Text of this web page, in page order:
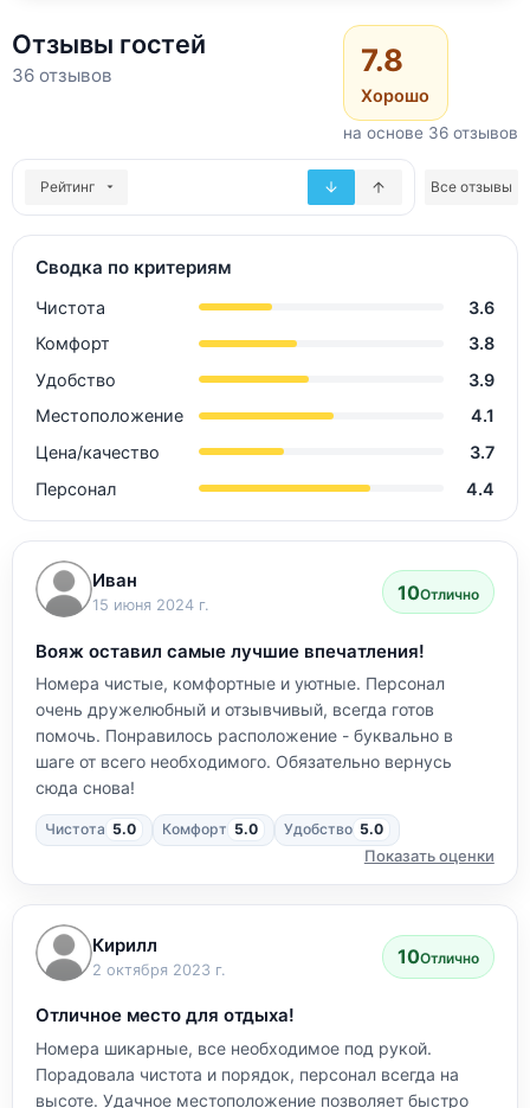
Отзывы гостей
36 отзывов 7.8
Хорошо
на основе 36 отзывов
Рейтинг Все отзывы
Сводка по критериям
Чистота
3.6
Комфорт
3.8
Удобство
3.9
Местоположение
4.1
Цена/качество
3.7
Персонал
4.4
Иван
15 июня 2024 г.
10Отлично
Вояж оставил самые лучшие впечатления!
Номера чистые, комфортные и уютные. Персонал
очень дружелюбный и отзывчивый, всегда готов
помочь. Понравилось расположение - буквально в
шаге от всего необходимого. Обязательно вернусь
сюда снова!
Чистота 5.0 Комфорт 5.0 Удобство 5.0
Показать оценки
Кирилл
2 октября 2023 г.
10Отлично
Отличное место для отдыха!
Номера шикарные, все необходимое под рукой.
Порадовала чистота и порядок, персонал всегда на
высоте. Удачное местоположение позволяет быстро